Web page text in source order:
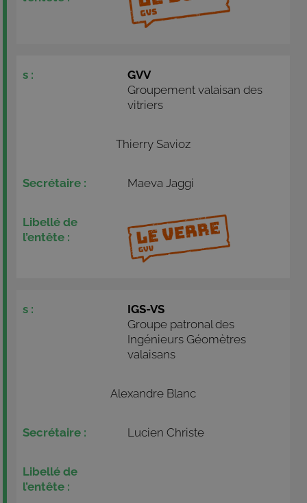
GVV
Groupement valaisan des
vitriers
Thierry Savioz
Maeva Jaggi
IGS-VS
Groupe patronal des
Ingénieurs Géomètres
valaisans
Alexandre Blanc
Lucien Christe